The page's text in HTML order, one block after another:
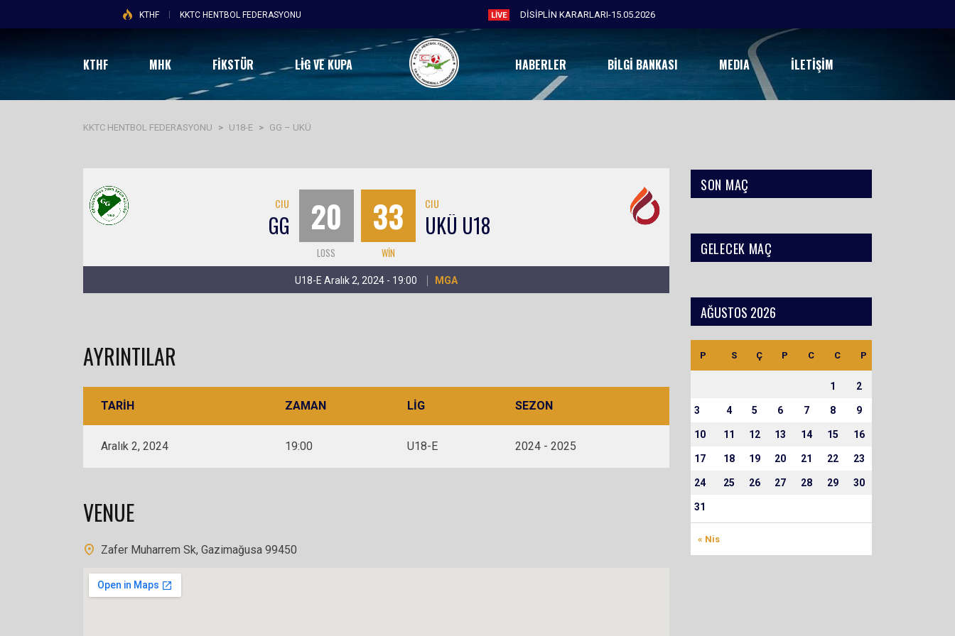
KTHF KKTC HENTBOL FEDERASYONU LIVE DİSİPLİN KARARLARI-15.05.2026
KTHF MHK FİKSTÜR LIG VE KUPA HABERLER BILGI BANKASI MEDIA İLETIŞIM
KKTC HENTBOL FEDERASYONU > U18-E > GG – UKÜ
CIU
GG 20
LOSS
33
WIN
CIU
UKÜ U18
U18-E Aralık 2, 2024 - 19:00 MGA
AYRINTILAR
TARIH ZAMAN LIG SEZON
Aralık 2, 2024 19:00 U18-E 2024 - 2025
VENUE
Zafer Muharrem Sk, Gazimağusa 99450
SON MAÇ
GELECEK MAÇ
AĞUSTOS 2026
P S Ç P C C P
« Nis
1 2
3 4 5 6 7 8 9
10 11 12 13 14 15 16
17 18 19 20 21 22 23
24 25 26 27 28 29 30
31